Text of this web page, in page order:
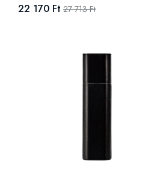
22 170 Ft 27 713 Ft